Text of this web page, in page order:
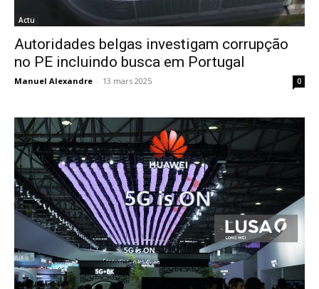
Actu
Autoridades belgas investigam corrupção
no PE incluindo busca em Portugal
Manuel Alexandre - 13 mars 2025 0